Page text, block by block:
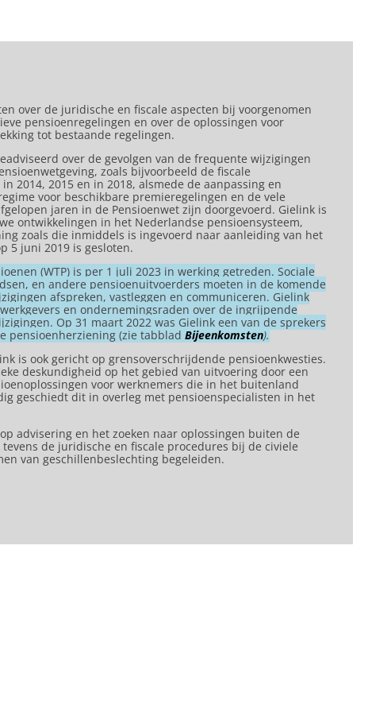
over de juridische en fiscale aspecten bij voorgenomen
pensioenregelingen en over de oplossingen voor
tot bestaande regelingen.
over de gevolgen van de frequente wijzigingen
zoals bijvoorbeeld de fiscale
2014, 2015 en in 2018, alsmede de aanpassing en
voor beschikbare premieregelingen en de vele
jaren in de Pensioenwet zijn doorgevoerd. Gielink is
ontwikkelingen in het Nederlandse pensioensysteem,
zoals die inmiddels is ingevoerd naar aanleiding van het
5 juni 2019 is gesloten.
(WTP) is per 1 juli 2023 in werking getreden. Sociale
en andere pensioenuitvoerders moeten in de komende
afspreken, vastleggen en communiceren. Gielink
en ondernemingsraden over de ingrijpende
Op 31 maart 2022 was Gielink een van de sprekers
pensioenherziening (zie tabblad Bijeenkomsten).
is ook gericht op grensoverschrijdende pensioenkwesties.
deskundigheid op het gebied van uitvoering door een
voor werknemers die in het buitenland
geschiedt dit in overleg met pensioenspecialisten in het
advisering en het zoeken naar oplossingen buiten de
de juridische en fiscale procedures bij de civiele
van geschillenbeslechting begeleiden.